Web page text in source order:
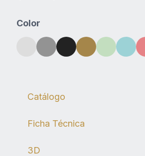
Contacto
Color
Descargas
Catálogo
Ficha Técnica
3D